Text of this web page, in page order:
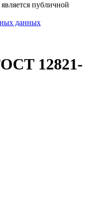
публичной
данных
12821-